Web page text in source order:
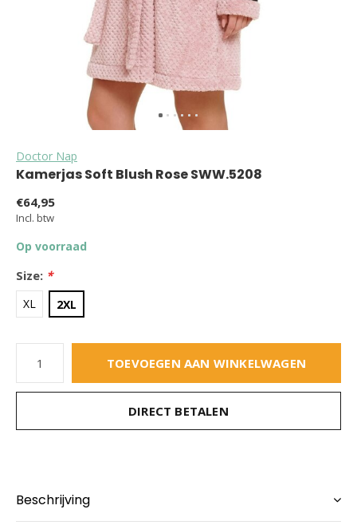
Doctor Nap
Kamerjas Soft Blush Rose SWW.5208
€64,95
Incl. btw
Op voorraad
Size: *
XL 2XL
TOEVOEGEN AAN WINKELWAGEN
DIRECT BETALEN
Beschrijving